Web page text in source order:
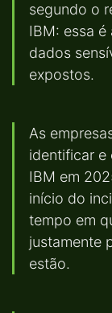
segundo o
IBM: essa
dados
expostos.
As
identificar e
IBM em
início do
tempo em
justamente
estão.